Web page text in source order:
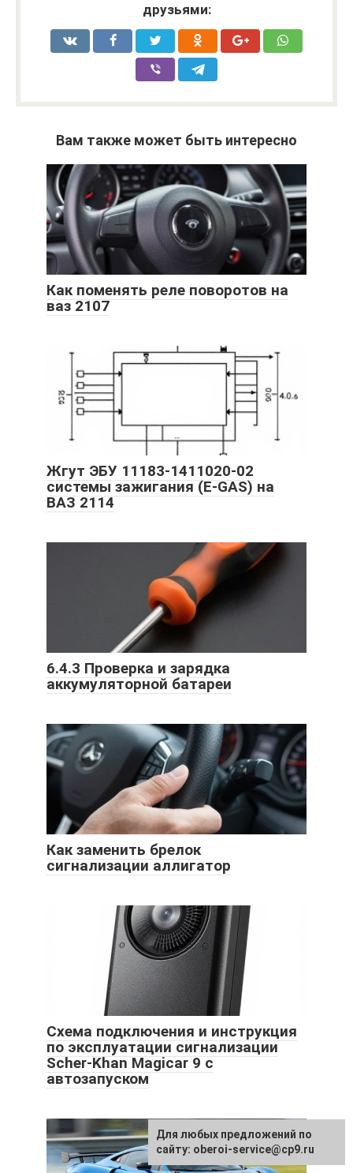
друзьями:
Вам также может быть интересно
Как поменять реле поворотов на
ваз 2107
Жгут ЭБУ 11183-1411020-02
системы зажигания (E-GAS) на
ВАЗ 2114
6.4.3 Проверка и зарядка
аккумуляторной батареи
Как заменить брелок
сигнализации аллигатор
Схема подключения и инструкция
по эксплуатации сигнализации
Scher-Khan Magicar 9 с
автозапуском
Для любых предложений по
сайту: oberoi-service@cp9.ru